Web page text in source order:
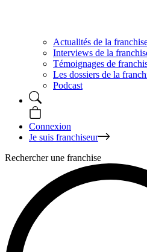
Actualités de la
Interviews de la
Témoignages de
Les dossiers de la
Podcast
Connexion
Je suis franchiseur
Rechercher une franchise